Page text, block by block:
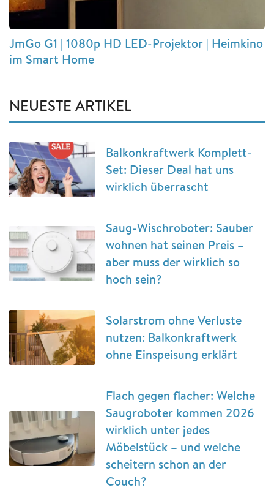
JmGo G1 | 1080p HD LED-Projektor | Heimkino
im Smart Home
NEUESTE ARTIKEL
Balkonkraftwerk Komplett-
Set: Dieser Deal hat uns
wirklich überrascht
Saug-Wischroboter: Sauber
wohnen hat seinen Preis –
aber muss der wirklich so
hoch sein?
Solarstrom ohne Verluste
nutzen: Balkonkraftwerk
ohne Einspeisung erklärt
Flach gegen flacher: Welche
Saugroboter kommen 2026
wirklich unter jedes
Möbelstück – und welche
scheitern schon an der
Couch?